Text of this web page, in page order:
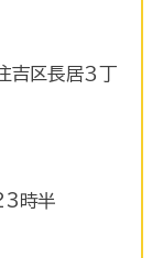
区長居３丁
時半